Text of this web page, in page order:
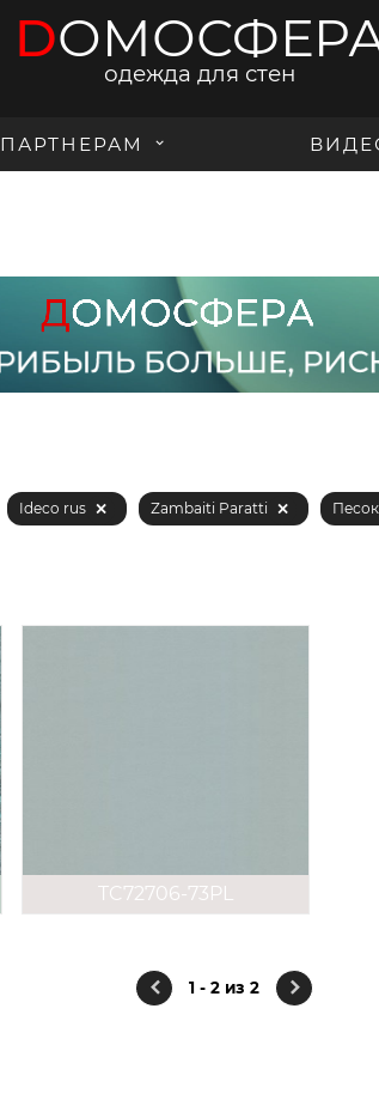
D
одежда для стен
ПАРТНЕРАМ
Ideco rus Zambaiti Paratti Песок
TC72706-73PL
1 - 2 из 2